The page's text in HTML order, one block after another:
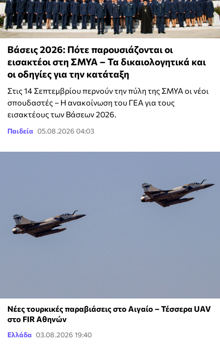
Βάσεις 2026: Πότε παρουσιάζονται οι
εισακτέοι στη ΣΜΥΑ – Τα δικαιολογητικά και
οι οδηγίες για την κατάταξη
Στις 14 Σεπτεμβρίου περνούν την πύλη της ΣΜΥΑ οι νέοι
σπουδαστές – Η ανακοίνωση του ΓΕΑ για τους
εισακτέους των Βάσεων 2026.
Παιδεία 05.08.2026 04:03
Νέες τουρκικές παραβιάσεις στο Αιγαίο – Τέσσερα UAV
στο FIR Αθηνών
Ελλάδα 03.08.2026 19:40